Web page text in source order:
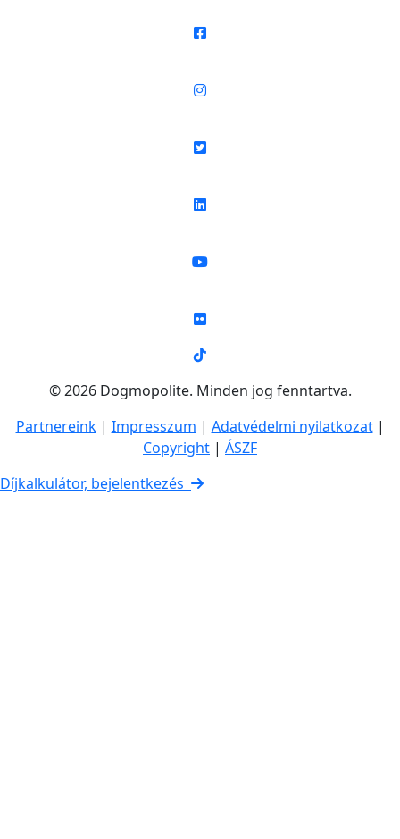
© 2026 Dogmopolite. Minden jog fenntartva.
Partnereink| Impresszum | Adatvédelmi nyilatkozat|
Copyright | ÁSZF
Díjkalkulátor, bejelentkezés